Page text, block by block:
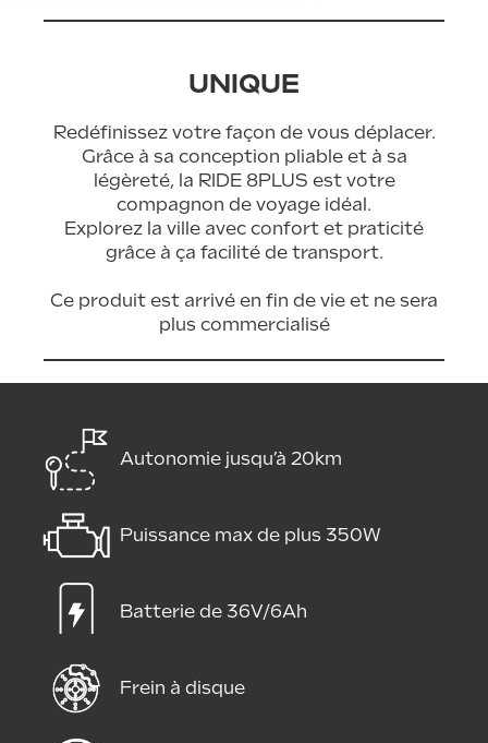
UNIQUE
Redéfinissez votre façon de vous déplacer.
Grâce à sa conception pliable et à sa
légèreté, la RIDE 8PLUS est votre
compagnon de voyage idéal.
Explorez la ville avec confort et praticité
grâce à ça facilité de transport.
Ce produit est arrivé en fin de vie et ne sera
plus commercialisé
Autonomie jusqu’à 20km
Puissance max de plus 350W
Batterie de 36V/6Ah
Frein à disque